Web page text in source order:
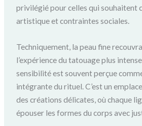
privilégié pour celles qui souhaitent
artistique et contraintes sociales.
Techniquement, la peau fine
l’expérience du tatouage plus
sensibilité est souvent perçue
intégrante du rituel. C’est un
des créations délicates, où chaque
épouser les formes du corps avec